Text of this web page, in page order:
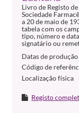
Livro de Registo
Sociedade
a 20 de maio de
tabela com os
tipo, número e
signatário ou
Datas de produção
Código de
Localização física
Registo